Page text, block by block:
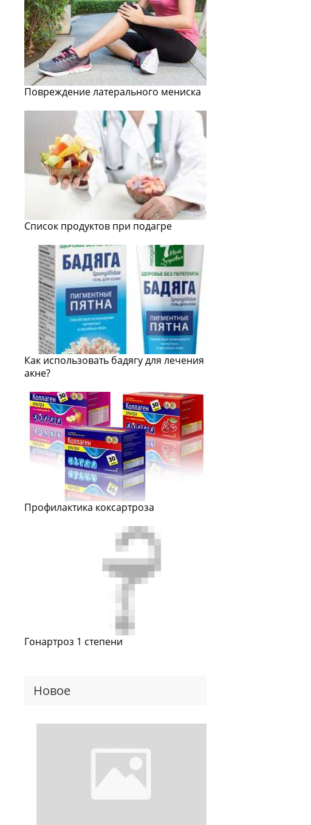
Повреждение латерального мениска
Список продуктов при подагре
Как использовать бадягу для лечения
акне?
Профилактика коксартроза
Гонартроз 1 степени
Новое